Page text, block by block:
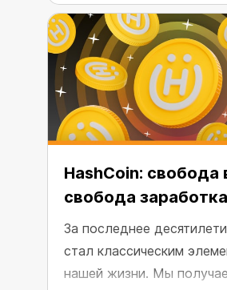
HashCoin: свобода
свобода заработка
За последнее
стал классическим
нашей жизни. Мы